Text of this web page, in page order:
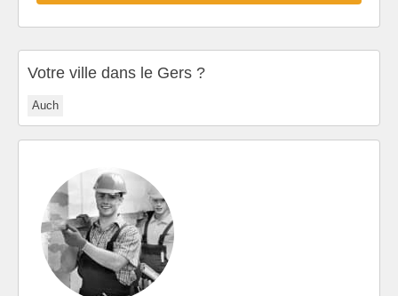
Votre ville dans le Gers ?
Auch